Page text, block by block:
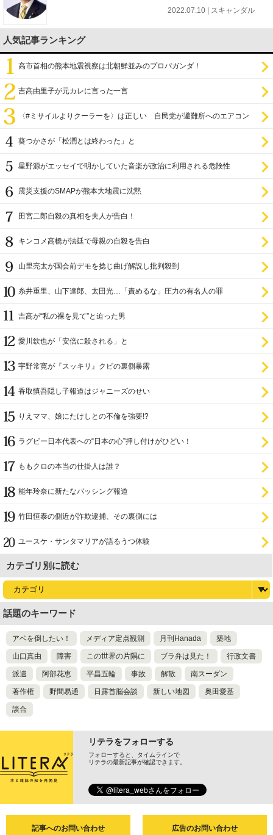
2022.07.10 | スキャンダル
人気記事ランキング
高市首相の熊本地震視察は北朝鮮並みのプロパガンダ！
吉高由里子が元カレに言った一言
〈#ミサイルよりクーラーを〉は正しい 自民党が避難所へのエアコン
葵つかさが「松潤とは終わった」と
星野源がエッセイで明かしていた音楽が政治に利用される危険性
震災支援のSMAPが熊本大地震に沈黙
田宮二郎自殺の真相を夫人が告白！
キンコメ高橋が法廷で母親の自殺を告白
山里亮太が国会前デモを捻じ曲げ解説し批判殺到
糸井重里、山下達郎、太田光…「責めるな」圧力の有名人の罪
吉高が“私の裸を見て”と迫った男
愛川欽也が「安倍に殺される」と
宇野常寛が『スッキリ』クビの裏側暴露
香取慎吾隠し子報道はジャニーズのせい
りえママ、娘にたけしとの不倫を強要!?
ラグビー日本代表への“日本の心”押し付けがひどい！
ももクロの本当の仕掛人は誰？
能年玲奈に新たなバッシング報道
竹田恒泰の側近が詐欺逮捕、その裏側には
ユースケ・サンタマリアが語るうつ体験
カテゴリ別に読む
話題のキーワード
アベを倒したい！ メディア定点観測 月刊Hanada 築地
山口真由 障害 この世界の片隅に ブラ弁は見た！ 行政文書
派遣 阿部花恵 平昌五輪 事故 解散 南スーダン
著作権 野間易通 日露首脳会談 新しい地図 奥田愛基
談合
リテラをフォローする
フォローすると、タイムラインで
リテラの最新記事が確認できます。
記事へのお問い合わせ 広告のお問い合わせ